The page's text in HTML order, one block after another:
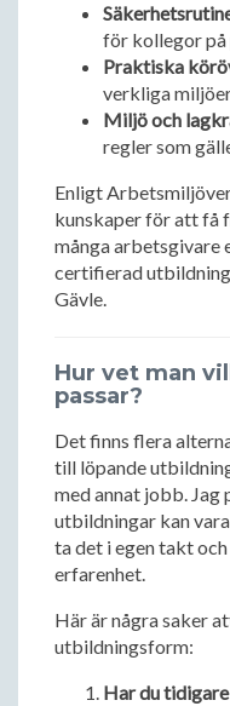
för kollegor på
Praktiska
verkliga
Miljö och
regler som
Enligt
kunskaper för att få
många arbetsgivare
certifierad utbildning
Gävle.
Hur vet man
passar?
Det finns flera
till löpande
med annat jobb.
utbildningar kan
ta det i egen takt
erfarenhet.
Här är några saker
utbildningsform:
Har du